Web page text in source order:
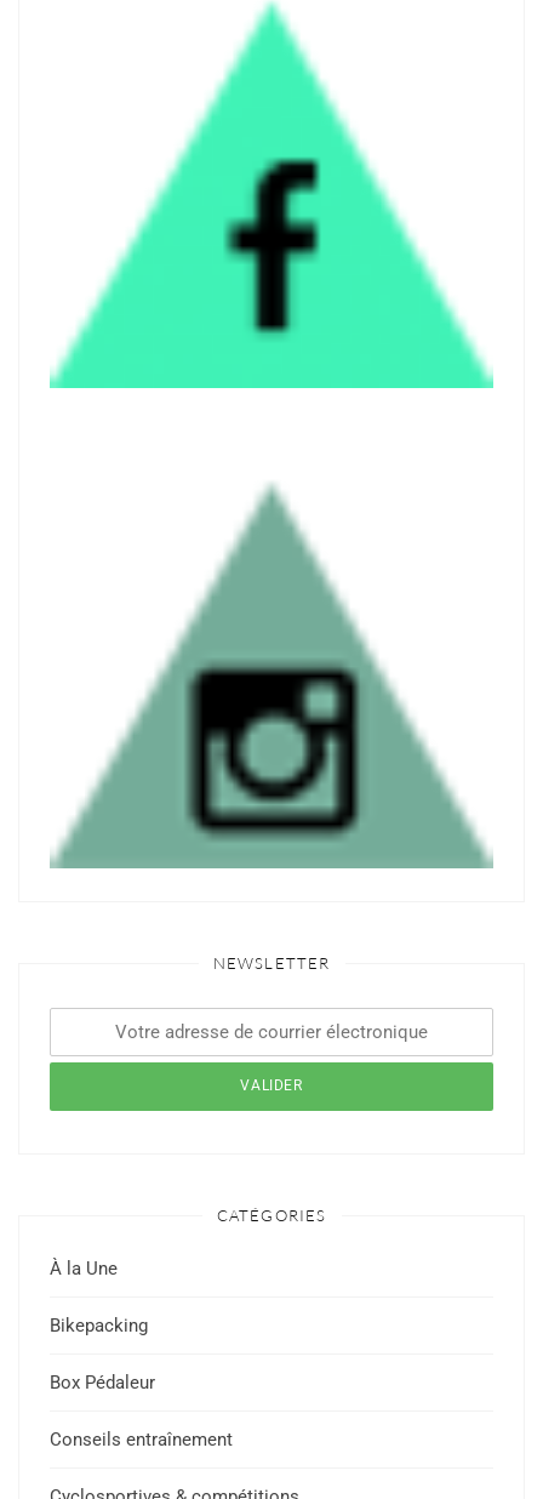
NEWSLETTER
CATÉGORIES
À la Une
Bikepacking
Box Pédaleur
Conseils entraînement